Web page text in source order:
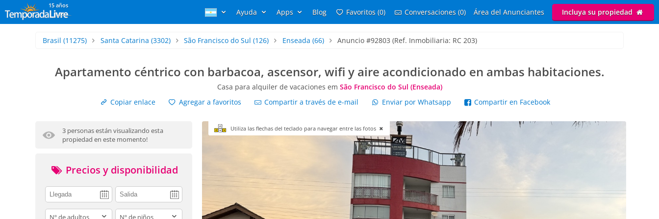
15 años
Ayuda Apps Blog Favoritos (0) Conversaciones (0) Área del Anunciantes Incluya su propiedad
Brasil (11275) Santa Catarina (3302) São Francisco do Sul (126) Enseada (66) Anuncio #92803 (Ref. Inmobiliaria: RC 203)
Apartamento céntrico con barbacoa, ascensor, wifi y aire acondicionado en ambas habitaciones.
Casa para alquiler de vacaciones em São Francisco do Sul (Enseada)
Copiar enlace
Agregar a favoritos Compartir a través de e-mail Enviar por Whatsapp Compartir en Facebook
3 personas están visualizando esta
propiedad en este momento!
Precios y disponibilidad
adults children
Utiliza las flechas del teclado para navegar entre las fotos